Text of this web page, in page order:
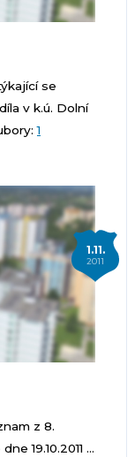
se
v k.ú. Dolní
1
1.11.
2011
z 8.
19.10.2011 ...